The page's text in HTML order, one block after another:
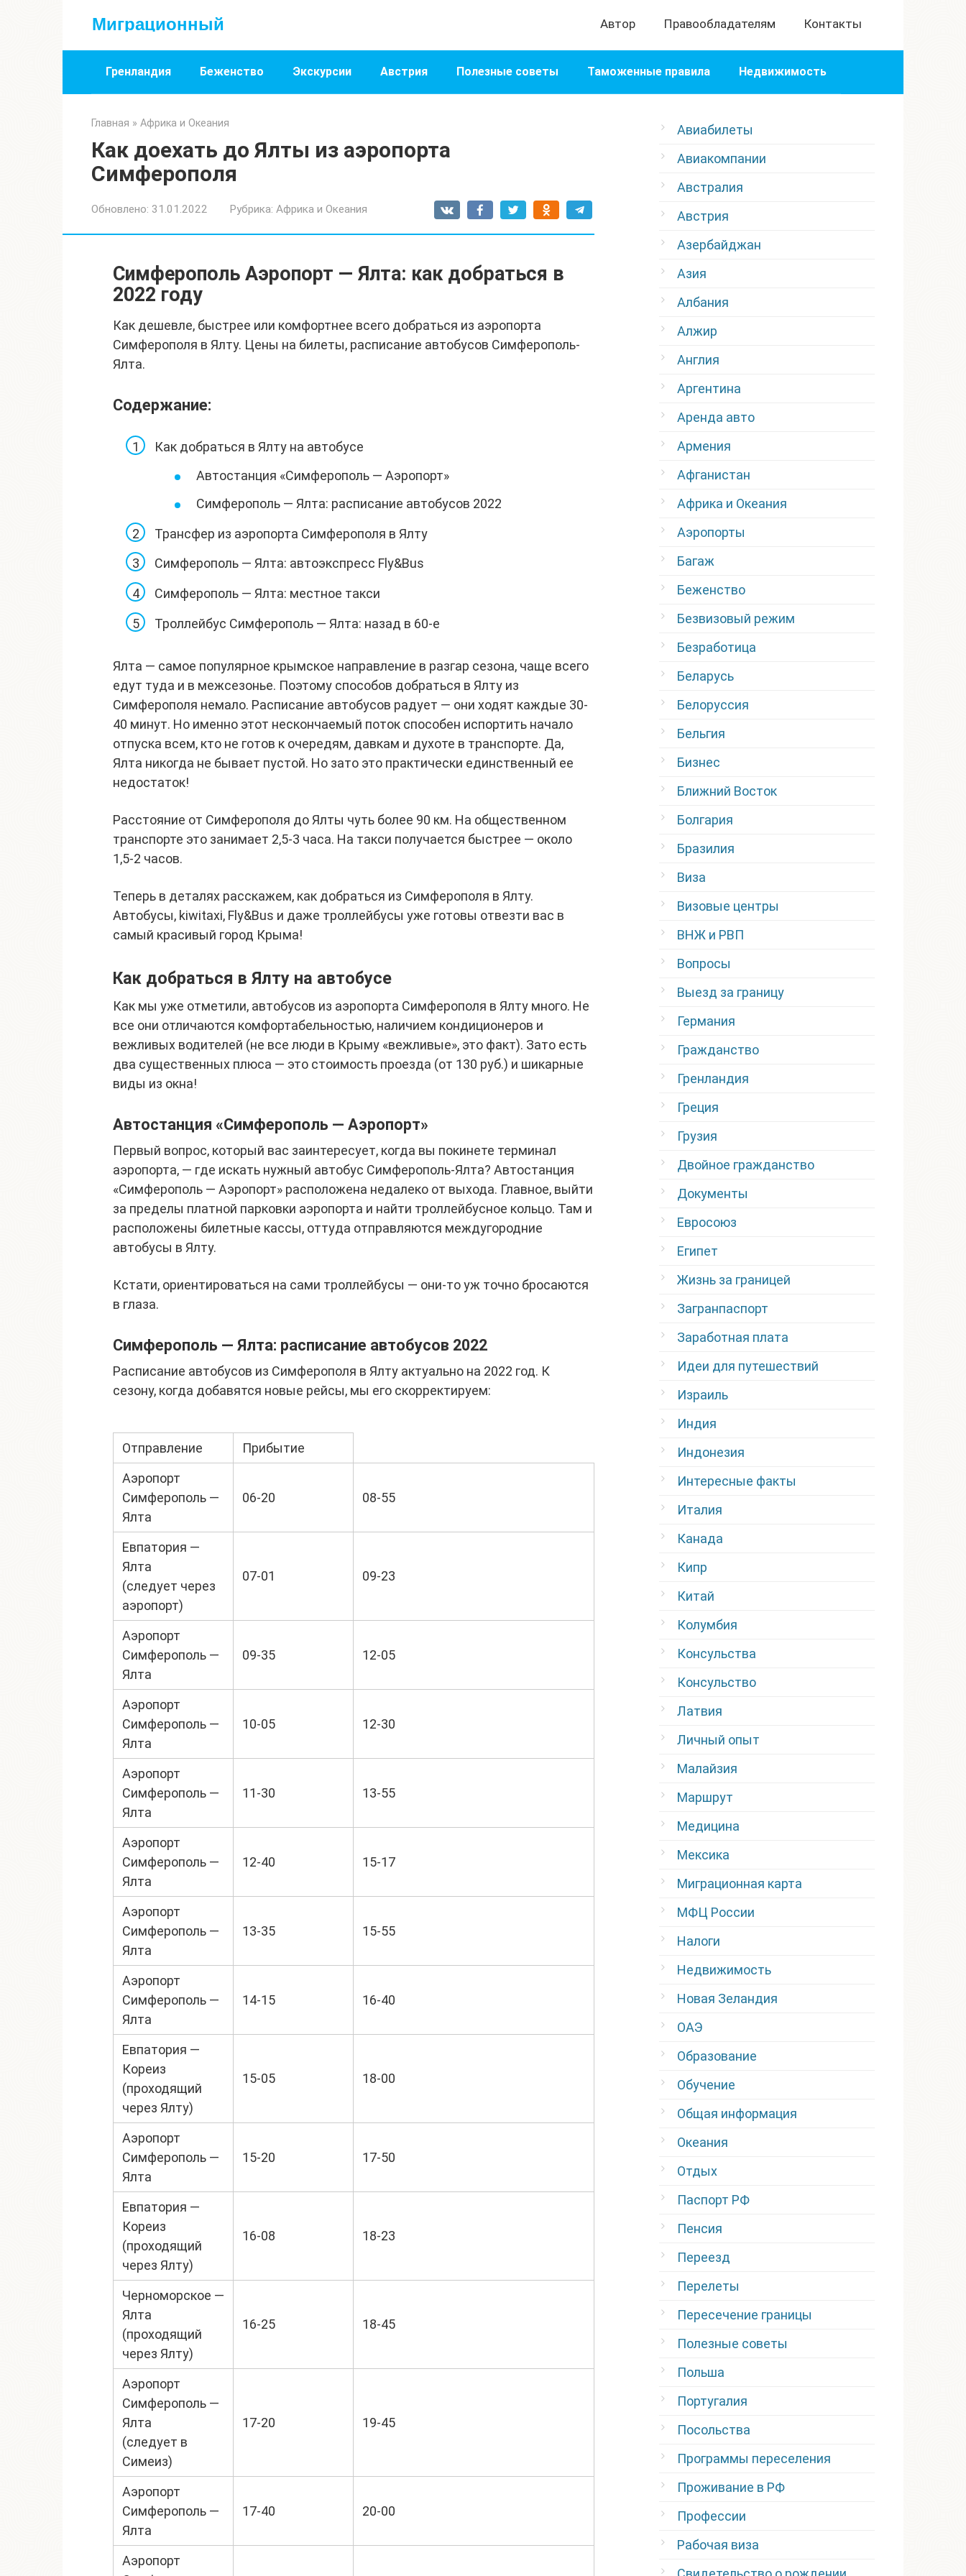
Миграционный Автор Правообладателям Контакты
Гренландия Беженство Экскурсии Австрия Полезные советы Таможенные правила Недвижимость
Главная » Африка и Океания
Как доехать до Ялты из аэропорта
Симферополя
Обновлено: 31.01.2022 Рубрика: Африка и Океания
Симферополь Аэропорт — Ялта: как добраться в
2022 году
Как дешевле, быстрее или комфортнее всего добраться из аэропорта
Симферополя в Ялту. Цены на билеты, расписание автобусов Симферополь-
Ялта.
Содержание:
Как добраться в Ялту на автобусе
Автостанция «Симферополь — Аэропорт»
Симферополь — Ялта: расписание автобусов 2022
Трансфер из аэропорта Симферополя в Ялту
Симферополь — Ялта: автоэкспресс Fly&Bus
Симферополь — Ялта: местное такси
Троллейбус Симферополь — Ялта: назад в 60-е
Ялта — самое популярное крымское направление в разгар сезона, чаще всего
едут туда и в межсезонье. Поэтому способов добраться в Ялту из
Симферополя немало. Расписание автобусов радует — они ходят каждые 30-
40 минут. Но именно этот нескончаемый поток способен испортить начало
отпуска всем, кто не готов к очередям, давкам и духоте в транспорте. Да,
Ялта никогда не бывает пустой. Но зато это практически единственный ее
недостаток!
Расстояние от Симферополя до Ялты чуть более 90 км. На общественном
транспорте это занимает 2,5-3 часа. На такси получается быстрее — около
1,5-2 часов.
Теперь в деталях расскажем, как добраться из Симферополя в Ялту.
Автобусы, kiwitaxi, Fly&Bus и даже троллейбусы уже готовы отвезти вас в
самый красивый город Крыма!
Как добраться в Ялту на автобусе
Как мы уже отметили, автобусов из аэропорта Симферополя в Ялту много. Не
все они отличаются комфортабельностью, наличием кондиционеров и
вежливых водителей (не все люди в Крыму «вежливые», это факт). Зато есть
два существенных плюса — это стоимость проезда (от 130 руб.) и шикарные
виды из окна!
Автостанция «Симферополь — Аэропорт»
Первый вопрос, который вас заинтересует, когда вы покинете терминал
аэропорта, — где искать нужный автобус Симферополь-Ялта? Автостанция
«Симферополь — Аэропорт» расположена недалеко от выхода. Главное, выйти
за пределы платной парковки аэропорта и найти троллейбусное кольцо. Там и
расположены билетные кассы, оттуда отправляются междугородние
автобусы в Ялту.
Кстати, ориентироваться на сами троллейбусы — они-то уж точно бросаются
в глаза.
Симферополь — Ялта: расписание автобусов 2022
Расписание автобусов из Симферополя в Ялту актуально на 2022 год. К
сезону, когда добавятся новые рейсы, мы его скорректируем:
Отправление
Прибытие
Аэропорт
Симферополь —
Ялта
06-20 08-55
Евпатория —
Ялта
(следует через
аэропорт)
07-01 09-23
Аэропорт
Симферополь —
Ялта
09-35 12-05
Аэропорт
Симферополь —
Ялта
10-05 12-30
Аэропорт
Симферополь —
Ялта
11-30 13-55
Аэропорт
Симферополь —
Ялта
12-40 15-17
Аэропорт
Симферополь —
Ялта
13-35 15-55
Аэропорт
Симферополь —
Ялта
14-15 16-40
Евпатория —
Кореиз
(проходящий
через Ялту)
15-05 18-00
Аэропорт
Симферополь —
Ялта
15-20 17-50
Евпатория —
Кореиз
(проходящий
через Ялту)
16-08 18-23
Черноморское —
Ялта
(проходящий
через Ялту)
16-25 18-45
Аэропорт
Симферополь —
Ялта
(следует в
Симеиз)
17-20 19-45
Аэропорт
Симферополь —
Ялта
17-40 20-00
Аэропорт
Авиабилеты
Авиакомпании
Австралия
Австрия
Азербайджан
Азия
Албания
Алжир
Англия
Аргентина
Аренда авто
Армения
Афганистан
Африка и Океания
Аэропорты
Багаж
Беженство
Безвизовый режим
Безработица
Беларусь
Белоруссия
Бельгия
Бизнес
Ближний Восток
Болгария
Бразилия
Виза
Визовые центры
ВНЖ и РВП
Вопросы
Выезд за границу
Германия
Гражданство
Гренландия
Греция
Грузия
Двойное гражданство
Документы
Евросоюз
Египет
Жизнь за границей
Загранпаспорт
Заработная плата
Идеи для путешествий
Израиль
Индия
Индонезия
Интересные факты
Италия
Канада
Кипр
Китай
Колумбия
Консульства
Консульство
Латвия
Личный опыт
Малайзия
Маршрут
Медицина
Мексика
Миграционная карта
МФЦ России
Налоги
Недвижимость
Новая Зеландия
ОАЭ
Образование
Обучение
Общая информация
Океания
Отдых
Паспорт РФ
Пенсия
Переезд
Перелеты
Пересечение границы
Полезные советы
Польша
Португалия
Посольства
Программы переселения
Проживание в РФ
Профессии
Рабочая виза